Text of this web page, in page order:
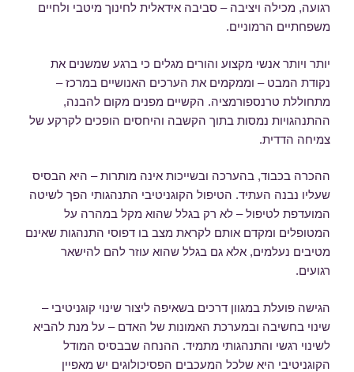
רגועה, מכילה ויציבה – סביבה אידאלית לחינוך מיטבי ולחיים
משפחתיים הרמוניים.
יותר ויותר אנשי מקצוע והורים מגלים כי ברגע שמשנים את
נקודת המבט – וממקמים את הערכים האנושיים במרכז –
מתחוללת טרנספורמציה. הקשיים מפנים מקום להבנה,
ההתנהגויות נמסות בתוך הקשבה והיחסים הופכים לקרקע של
צמיחה הדדית.
ההכרה בכבוד, בהערכה ובשייכות אינה מותרות – היא הבסיס
שעליו נבנה העתיד. הטיפול הקוגניטיבי התנהגותי הפך לשיטה
המועדפת לטיפול – לא רק בגלל שהוא מקל במהרה על
המטופלים ומקדם אותם לקראת מצב בו דפוסי התנהגות שאינם
מטיבים נעלמים, אלא גם בגלל שהוא עוזר להם להישאר
רגועים.
הגישה פועלת במגוון דרכים בשאיפה ליצור שינוי קוגניטיבי –
שינוי בחשיבה ובמערכת האמונות של האדם – על מנת להביא
לשינוי רגשי והתנהגותי מתמיד. ההנחה שבבסיס המודל
הקוגניטיבי היא שלכל המעכבים הפסיכולוגים יש מאפיין